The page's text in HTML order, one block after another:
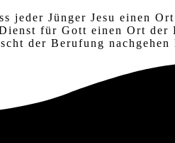
jeder Jünger Jesu einen
für Gott einen Ort
der Berufung nachgehen